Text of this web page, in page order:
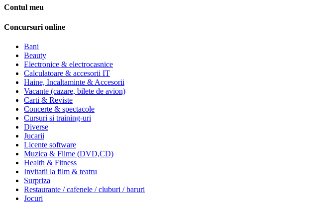
Contul meu
Concursuri online
Bani
Beauty
Electronice & electrocasnice
Calculatoare & accesorii IT
Haine, Incaltaminte & Accesorii
Vacante (cazare, bilete de avion)
Carti & Reviste
Concerte & spectacole
Cursuri si training-uri
Diverse
Jucarii
Licente software
Muzica & Filme (DVD,CD)
Health & Fitness
Invitatii la film & teatru
Surpriza
Restaurante / cafenele / cluburi / baruri
Jocuri